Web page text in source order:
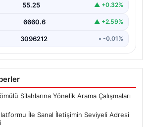
55.25 ▲ +0.32%
6660.6 ▲ +2.59%
3096212 • -0.01%
Silahlarına Yönelik Arama Çalışmaları
İle Sanal İletişimin Seviyeli Adresi